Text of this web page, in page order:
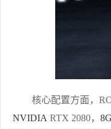
核心配置方面，
NVIDIA RTX 2080，